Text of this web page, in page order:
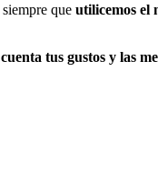
siempre que utilicemos el
tus gustos y las